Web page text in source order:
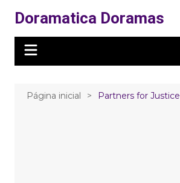
para
conteúdo
Doramatica Doramas
Página inicial Partners for Justice